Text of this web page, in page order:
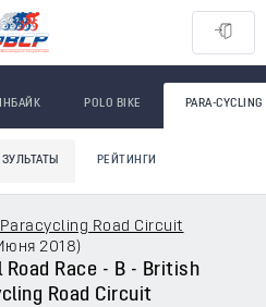
POLO BIKE PARA-CYCLING
РЕЙТИНГИ
Road Circuit
2018)
Race - B - British
Road Circuit